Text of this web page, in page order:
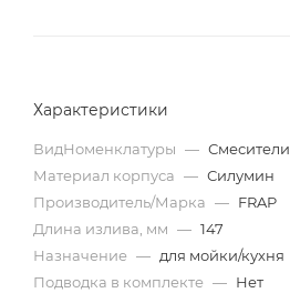
Характеристики
ВидНоменклатуры — Смесители
Материал корпуса — Силумин
Производитель/Марка — FRAP
Длина излива, мм — 147
Назначение — для мойки/кухня
Подводка в комплекте — Нет